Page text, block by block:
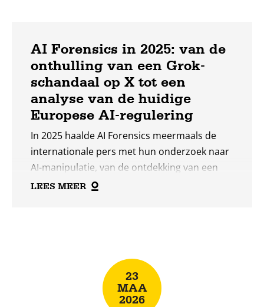
AI Forensics in 2025: van de
onthulling van een Grok-
schandaal op X tot een
analyse van de huidige
Europese AI-regulering
In 2025 haalde AI Forensics meermaals de
internationale pers met hun onderzoek naar
AI-manipulatie, van de ontdekking van een
grootschalig Grok-schandaal op X, tot
LEES MEER
23
MAA
2026